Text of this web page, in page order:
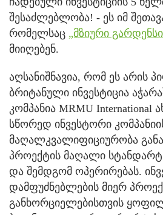
შესაძლებლობა! - ეს იმ
რომელსაც „მზიური
მიიღებენ.
აღსანიშნავია, რომ ეს არის
ბრიტანული ინვესტიცია
კომპანია MRMU International
სწორედ ინვესტორი
მაღალკვალიფიციურობა
პროექტის მაღალი
და შემდგომ ოპერირებას.
დამფუძნებლების მიერ
განხორციელებისთვის